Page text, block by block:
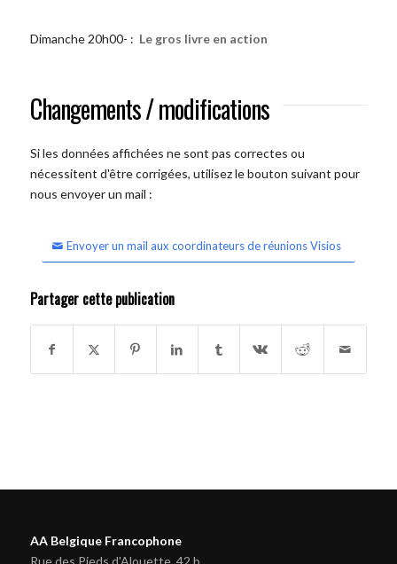
Dimanche 20h00- : Le gros livre en action
Changements / modifications
Si les données affichées ne sont pas correctes ou
nécessitent d'être corrigées, utilisez le bouton suivant pour
nous envoyer un mail :
Envoyer un mail aux coordinateurs de réunions Visios
Partager cette publication
AA Belgique Francophone
Rue des Pieds d'Alouette, 42 b